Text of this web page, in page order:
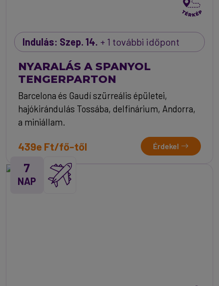
Indulás: Szep. 14. + 1 további időpont
NYARALÁS A SPANYOL
TENGERPARTON
Barcelona és Gaudí szürreális épületei,
hajókirándulás Tossába, delfinárium, Andorra,
a miniállam.
439e Ft/fő-től Érdekel
7
NAP